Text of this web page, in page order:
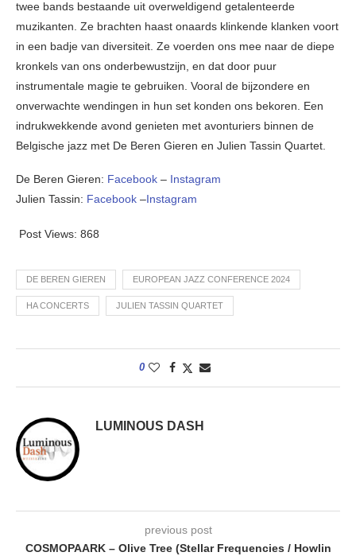
twee bands bestaande uit overweldigend getalenteerde
muzikanten. Ze brachten haast onaards klinkende klanken voort
in een badje van diversiteit. Ze voerden ons mee naar de diepe
kronkels van ons onderbewustzijn, en dat door puur
instrumentale magie te gebruiken. Vooral de bijzondere en
onverwachte wendingen in hun set konden ons bekoren. Een
indrukwekkende avond genieten met avonturiers binnen de
Belgische jazz met De Beren Gieren en Julien Tassin Quartet.
De Beren Gieren: Facebook – Instagram
Julien Tassin: Facebook –Instagram
Post Views: 868
DE BEREN GIEREN EUROPEAN JAZZ CONFERENCE 2024
HA CONCERTS JULIEN TASSIN QUARTET
0
LUMINOUS DASH
previous post
COSMOPAARK – Olive Tree (Stellar Frequencies / Howlin